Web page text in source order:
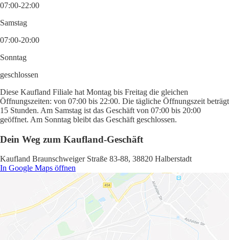
07:00-22:00
Samstag
07:00-20:00
Sonntag
geschlossen
Diese Kaufland Filiale hat Montag bis Freitag die gleichen
Öffnungszeiten: von 07:00 bis 22:00. Die tägliche Öffnungszeit beträgt
15 Stunden. Am Samstag ist das Geschäft von 07:00 bis 20:00
geöffnet. Am Sonntag bleibt das Geschäft geschlossen.
Dein Weg zum Kaufland-Geschäft
Kaufland Braunschweiger Straße 83-88, 38820 Halberstadt
In Google Maps öffnen